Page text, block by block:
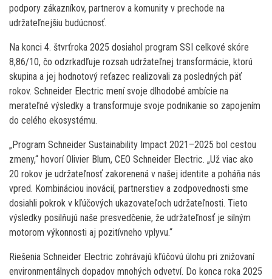
podpory zákazníkov, partnerov a komunity v prechode na
udržateľnejšiu budúcnosť.
Na konci 4. štvrťroka 2025 dosiahol program SSI celkové skóre
8,86/10, čo odzrkadľuje rozsah udržateľnej transformácie, ktorú
skupina a jej hodnotový reťazec realizovali za posledných päť
rokov. Schneider Electric mení svoje dlhodobé ambície na
merateľné výsledky a transformuje svoje podnikanie so zapojením
do celého ekosystému.
„Program Schneider Sustainability Impact 2021–2025 bol cestou
zmeny,“ hovorí Olivier Blum, CEO Schneider Electric. „Už viac ako
20 rokov je udržateľnosť zakorenená v našej identite a poháňa nás
vpred. Kombináciou inovácií, partnerstiev a zodpovednosti sme
dosiahli pokrok v kľúčových ukazovateľoch udržateľnosti. Tieto
výsledky posilňujú naše presvedčenie, že udržateľnosť je silným
motorom výkonnosti aj pozitívneho vplyvu.“
Riešenia Schneider Electric zohrávajú kľúčovú úlohu pri znižovaní
environmentálnych dopadov mnohých odvetví. Do konca roka 2025